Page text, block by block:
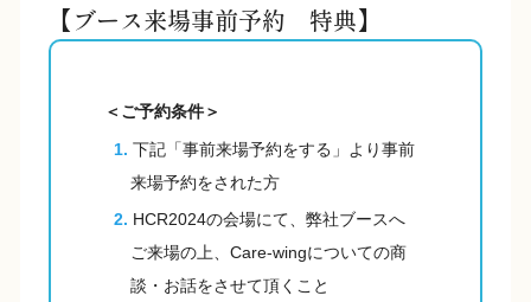
【ブース来場事前予約 特典】
＜ご予約条件＞
下記「事前来場予約をする」より事前
来場予約をされた方
HCR2024の会場にて、弊社ブースへ
ご来場の上、Care-wingについての商
談・お話をさせて頂くこと